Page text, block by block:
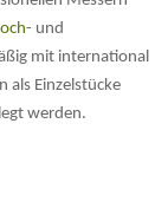
- und
mit international
als Einzelstücke
werden.